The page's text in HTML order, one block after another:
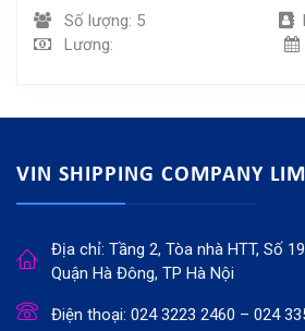
Số lượng: 5
Lương:
VIN SHIPPING COMPANY
Địa chỉ: Tầng 2, Tòa nhà HTT, Số
Quận Hà Đông, TP Hà Nội
Điện thoại: 024 3223 2460 – 024